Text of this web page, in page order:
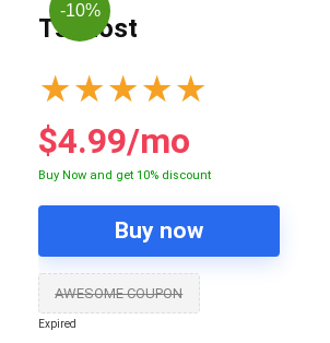
-10%
Tsohost
★★★★★
$4.99/mo
Buy Now and get 10% discount
Buy now
AWESOME COUPON
Expired